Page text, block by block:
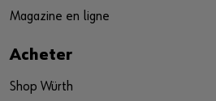
Magazine en ligne
Acheter
Shop Würth